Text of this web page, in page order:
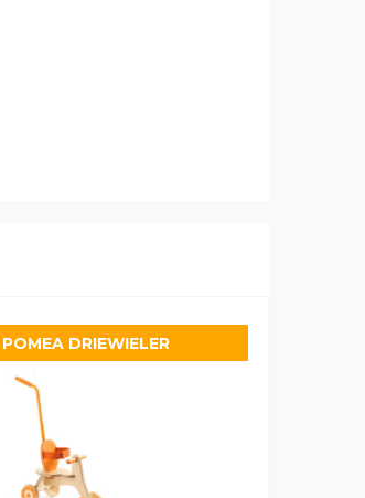
DRIEWIELER